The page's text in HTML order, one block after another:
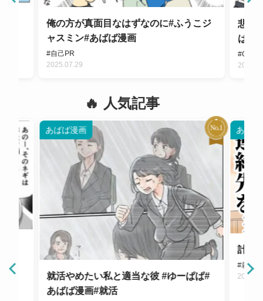
俺の方が真面目なはずなのに#ふうこジ
ャスミン#あばば漫画
#自己PR
2025.07.29
悲し
ば漫
#OB・
人気記事
あばば漫画
就活やめたい私と適当な彼 #ゆーぱぱ#
あばば漫画#就活
あばば
計算
#就活